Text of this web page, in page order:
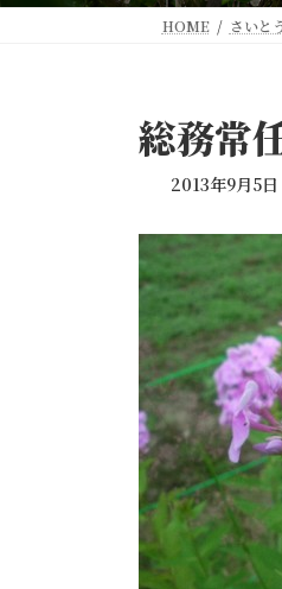
HOME さいと
総務常
2013年9月5日